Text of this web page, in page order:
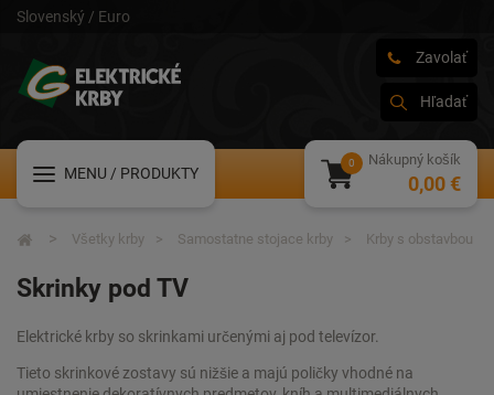
Slovenský / Euro
Zavolať
Hľadať
MENU / PRODUKTY
Nákupný košík
0,00 €
Skrinky pod TV
Elektrické krby so skrinkami určenými aj pod televízor.
Tieto skrinkové zostavy sú nižšie a majú poličky vhodné na
Všetky krby Samostatne stojace krby Krby s obstavbou